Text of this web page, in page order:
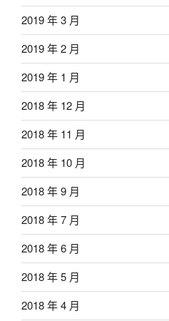
2019 年 3 月
2019 年 2 月
2019 年 1 月
2018 年 12 月
2018 年 11 月
2018 年 10 月
2018 年 9 月
2018 年 7 月
2018 年 6 月
2018 年 5 月
2018 年 4 月